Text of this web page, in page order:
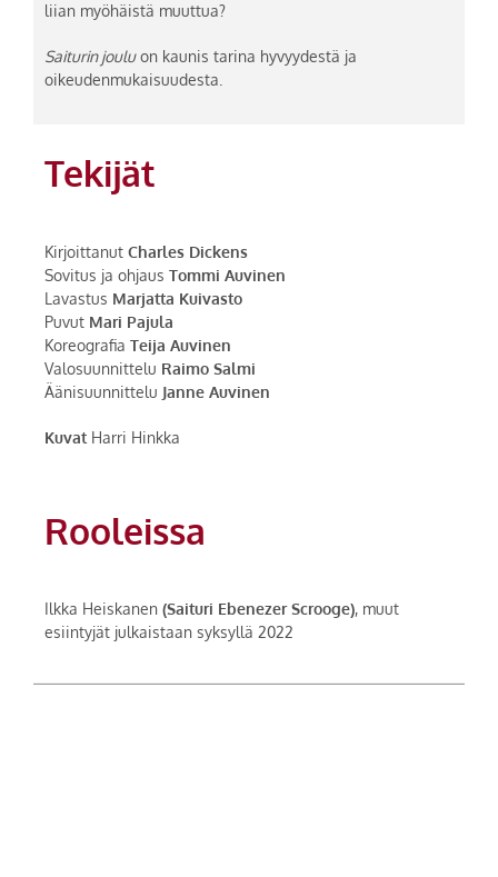
liian myöhäistä muuttua?
Saiturin jouluon kaunis tarina hyvyydestä ja
oikeudenmukaisuudesta.
Tekijät
Kirjoittanut Charles Dickens
Sovitus ja ohjaus Tommi Auvinen
Lavastus Marjatta Kuivasto
Puvut Mari Pajula
Koreografia Teija Auvinen
Valosuunnittelu Raimo Salmi
Äänisuunnittelu Janne Auvinen
Kuvat Harri Hinkka
Rooleissa
Ilkka Heiskanen (Saituri Ebenezer Scrooge), muut
esiintyjät julkaistaan syksyllä 2022